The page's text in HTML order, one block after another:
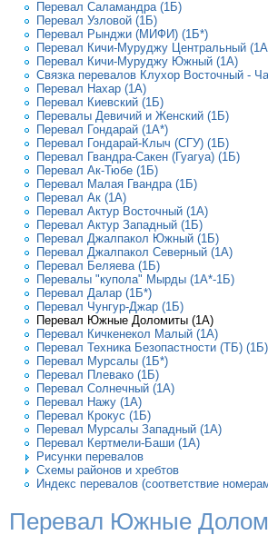
Перевал Саламандра (1Б)
Перевал Узловой (1Б)
Перевал Рынджи (МИФИ) (1Б*)
Перевал Кичи-Муруджу Центральный
Перевал Кичи-Муруджу Южный (1А)
Связка перевалов Клухор Восточный -
Перевал Нахар (1А)
Перевал Киевский (1Б)
Перевалы Девичий и Женский (1Б)
Перевал Гондарай (1А*)
Перевал Гондарай-Клыч (СГУ) (1Б)
Перевал Гвандра-Сакен (Гуагуа) (1Б)
Перевал Ак-Тюбе (1Б)
Перевал Малая Гвандра (1Б)
Перевал Ак (1А)
Перевал Актур Восточный (1А)
Перевал Актур Западный (1Б)
Перевал Джалпакол Южный (1Б)
Перевал Джалпакол Северный (1А)
Перевал Беляева (1Б)
Перевалы "купола" Мырды (1А*-1Б)
Перевал Далар (1Б*)
Перевал Чунгур-Джар (1Б)
Перевал Южные Доломиты (1А)
Перевал Кичкенекол Малый (1А)
Перевал Техника Безопастности (ТБ) (1Б)
Перевал Мурсалы (1Б*)
Перевал Плевако (1Б)
Перевал Солнечный (1А)
Перевал Нажу (1А)
Перевал Крокус (1Б)
Перевал Мурсалы Западный (1А)
Перевал Кертмели-Баши (1А)
Рисунки перевалов
Схемы районов и хребтов
Индекс перевалов (соответствие
Перевал Южные